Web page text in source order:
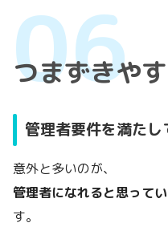
つまずきや
管理者要件を満たし
意外と多いのが、
管理者になれると思って
す。